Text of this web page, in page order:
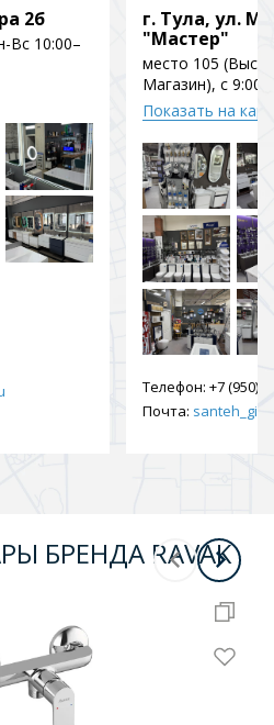
2б
Вс 10:00–
г. Тула, ул.
"Мастер"
место 105
Магазин), с 9:00
Показать на
Телефон: +7 (950)
Почта:
БРЕНДА RAVAK